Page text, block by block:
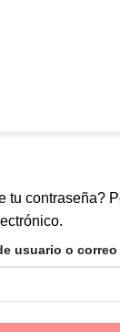
tu contraseña?
usuario o